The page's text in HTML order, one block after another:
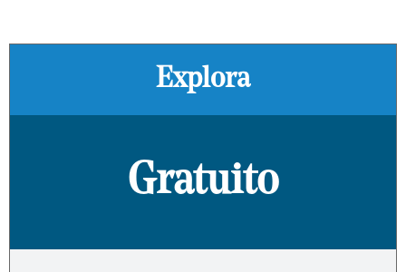
Explora
Gratuito